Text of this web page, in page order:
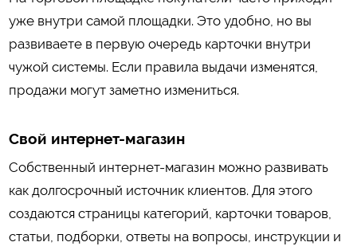
уже внутри самой площадки. Это удобно, но вы
развиваете в первую очередь карточки внутри
чужой системы. Если правила выдачи изменятся,
продажи могут заметно измениться.
Свой интернет-магазин
Собственный интернет-магазин можно развивать
как долгосрочный источник клиентов. Для этого
создаются страницы категорий, карточки товаров,
статьи, подборки, ответы на вопросы, инструкции и